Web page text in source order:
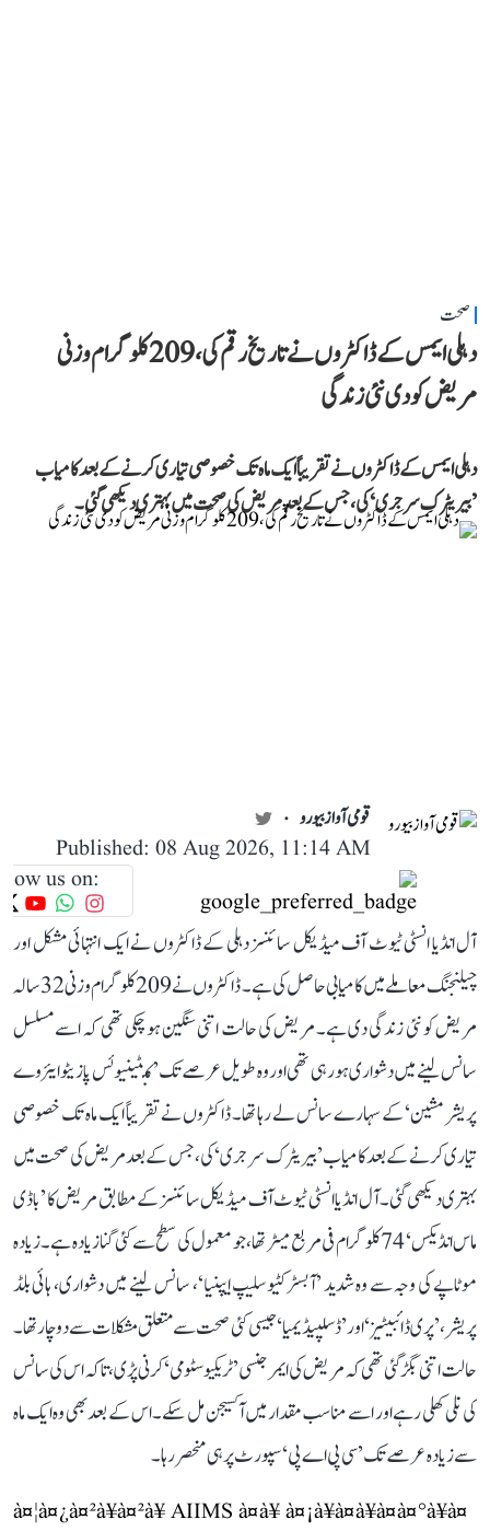
صحت
دہلی ایمس کے ڈاکٹروں نے تاریخ رقم کی، 209 کلوگرام وزنی
مریض کو دی نئی زندگی
دہلی ایمس کے ڈاکٹروں نے تقریباً ایک ماہ تک خصوصی تیاری کرنے کے بعد کامیاب
’بیریٹرک سرجری‘ کی، جس کے بعد مریض کی صحت میں بہتری دیکھی گئی۔
قومی آواز بیورو
Published: 08 Aug 2026, 11:14 AM
us on:
آل انڈیا انسٹی ٹیوٹ آف میڈیکل سائنسز دہلی کے ڈاکٹروں نے ایک انتہائی مشکل اور
چیلنجنگ معاملے میں کامیابی حاصل کی ہے۔ ڈاکٹروں نے 209 کلوگرام وزنی 32 سالہ
مریض کو نئی زندگی دی ہے۔ مریض کی حالت اتنی سنگین ہو چکی تھی کہ اسے مسلسل
سانس لینے میں دشواری ہو رہی تھی اور وہ طویل عرصے تک ’کنٹینیوئس پازیٹو ایئروے
پریشر مشین‘ کے سہارے سانس لے رہا تھا۔ ڈاکٹروں نے تقریباً ایک ماہ تک خصوصی
تیاری کرنے کے بعد کامیاب ’بیریٹرک سرجری‘ کی، جس کے بعد مریض کی صحت میں
بہتری دیکھی گئی۔ آل انڈیا انسٹی ٹیوٹ آف میڈیکل سائنسز کے مطابق مریض کا ’باڈی
ماس انڈیکس‘ 74 کلوگرام فی مربع میٹر تھا، جو معمول کی سطح سے کئی گنا زیادہ ہے۔ زیادہ
موٹاپے کی وجہ سے وہ شدید ’آبسٹرکٹیو سلیپ ایپنیا‘، سانس لینے میں دشواری، ہائی بلڈ
پریشر، ’پری ڈائبیٹیز‘ اور ’ڈسلپیڈیمیا‘ جیسی کئی صحت سے متعلق مشکلات سے دوچار تھا۔
حالت اتنی بگڑ گئی تھی کہ مریض کی ایمرجنسی ’ٹریکیوسٹومی‘ کرنی پڑی، تاکہ اس کی سانس
کی نلی کھلی رہے اور اسے مناسب مقدار میں آکسیجن مل سکے۔ اس کے بعد بھی وہ ایک ماہ
سے زیادہ عرصے تک ’سی پی اے پی‘ سپورٹ پر ہی منحصر رہا۔
à¤¦à¤¿à¤²à¥à¤²à¥ AIIMS à¤à¥ à¤¡à¥à¤à¥à¤à¤°à¥à¤